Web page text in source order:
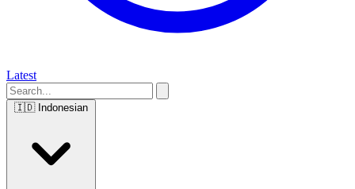
Latest
🇮🇩 Indonesian